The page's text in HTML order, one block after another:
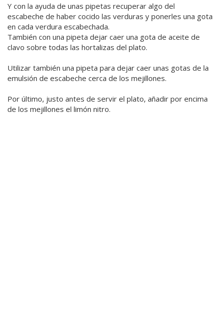
Y con la ayuda de unas pipetas recuperar algo del
escabeche de haber cocido las verduras y ponerles una gota
en cada verdura escabechada.
También con una pipeta dejar caer una gota de aceite de
clavo sobre todas las hortalizas del plato.
Utilizar también una pipeta para dejar caer unas gotas de la
emulsión de escabeche cerca de los mejillones.
Por último, justo antes de servir el plato, añadir por encima
de los mejillones el limón nitro.